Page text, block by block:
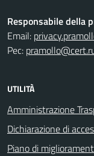
Responsabile della
Email:
Pec:
UTILITÀ
Amministrazione
Dichiarazione di
Piano di